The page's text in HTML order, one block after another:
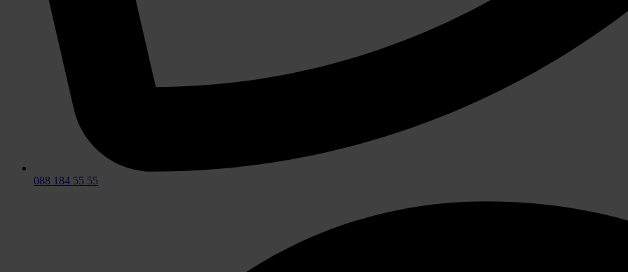
088 184 55 55